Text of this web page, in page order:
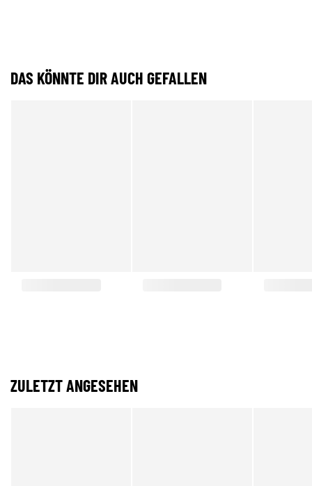
DAS KÖNNTE DIR AUCH GEFALLEN
ZULETZT ANGESEHEN